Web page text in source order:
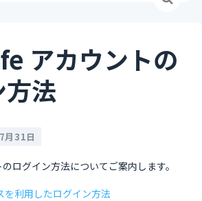
アカウントの
法
月31日
ログイン方法についてご案内します。
を利用したログイン方法